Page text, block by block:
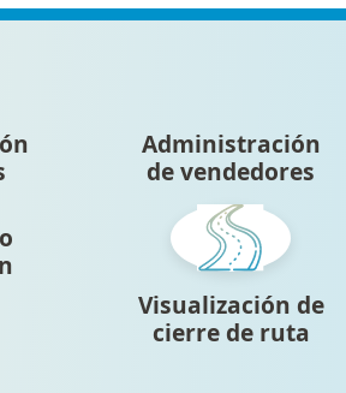
Administración
de vendedores
Visualización de
cierre de ruta